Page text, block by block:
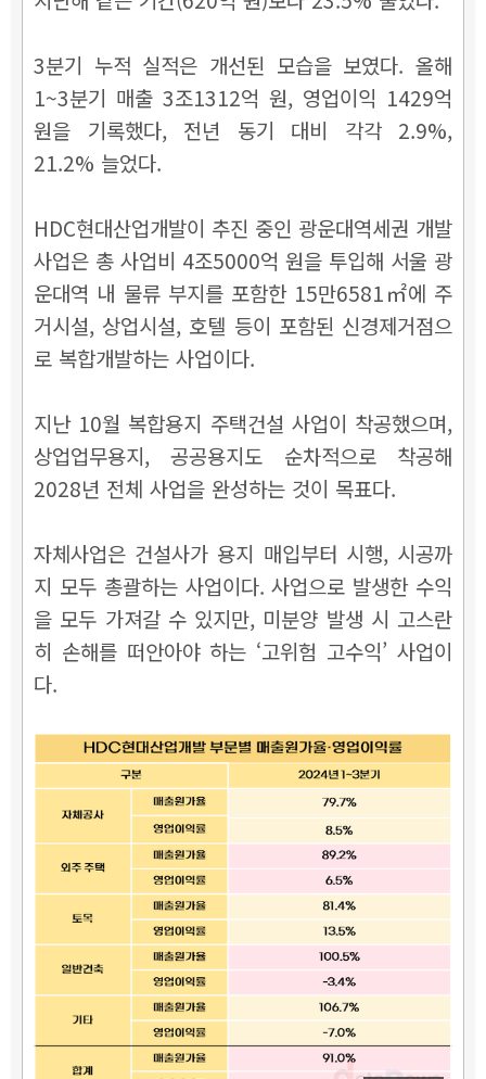
3분기 누적 실적은 개선된 모습을 보였다. 올해
1~3분기 매출 3조1312억 원, 영업이익 1429억
원을 기록했다, 전년 동기 대비 각각 2.9%,
21.2% 늘었다.
HDC현대산업개발이 추진 중인 광운대역세권 개발
사업은 총 사업비 4조5000억 원을 투입해 서울 광
운대역 내 물류 부지를 포함한 15만6581㎡에 주
거시설, 상업시설, 호텔 등이 포함된 신경제거점으
로 복합개발하는 사업이다.
지난 10월 복합용지 주택건설 사업이 착공했으며,
상업업무용지, 공공용지도 순차적으로 착공해
2028년 전체 사업을 완성하는 것이 목표다.
자체사업은 건설사가 용지 매입부터 시행, 시공까
지 모두 총괄하는 사업이다. 사업으로 발생한 수익
을 모두 가져갈 수 있지만, 미분양 발생 시 고스란
히 손해를 떠안아야 하는 ‘고위험 고수익’ 사업이
다.